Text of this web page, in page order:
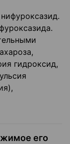
гидроксид,
его